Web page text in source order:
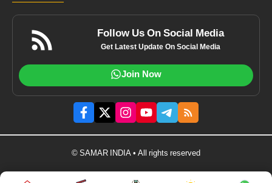
Follow Us On Social Media
Get Latest Update On Social Media
Join Now
© SAMAR INDIA • All rights reserved